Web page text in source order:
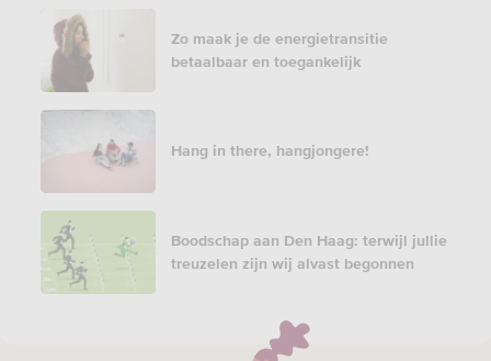
Zo maak je de energietransitie
betaalbaar en toegankelijk
Hang in there, hangjongere!
Boodschap aan Den Haag: terwijl jullie
treuzelen zijn wij alvast begonnen